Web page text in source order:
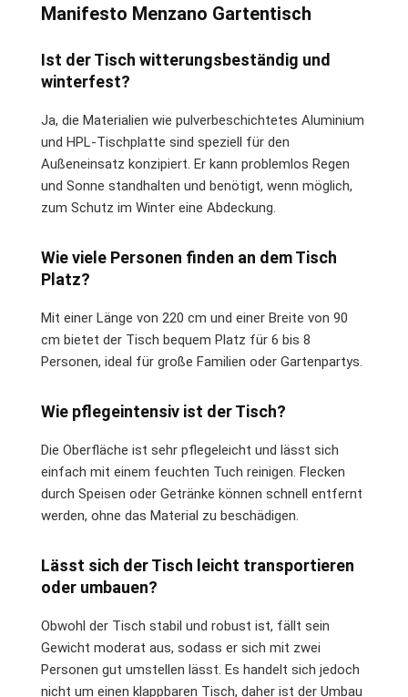
Manifesto Menzano Gartentisch
Ist der Tisch witterungsbeständig und
winterfest?
Ja, die Materialien wie pulverbeschichtetes Aluminium
und HPL-Tischplatte sind speziell für den
Außeneinsatz konzipiert. Er kann problemlos Regen
und Sonne standhalten und benötigt, wenn möglich,
zum Schutz im Winter eine Abdeckung.
Wie viele Personen finden an dem Tisch
Platz?
Mit einer Länge von 220 cm und einer Breite von 90
cm bietet der Tisch bequem Platz für 6 bis 8
Personen, ideal für große Familien oder Gartenpartys.
Wie pflegeintensiv ist der Tisch?
Die Oberfläche ist sehr pflegeleicht und lässt sich
einfach mit einem feuchten Tuch reinigen. Flecken
durch Speisen oder Getränke können schnell entfernt
werden, ohne das Material zu beschädigen.
Lässt sich der Tisch leicht transportieren
oder umbauen?
Obwohl der Tisch stabil und robust ist, fällt sein
Gewicht moderat aus, sodass er sich mit zwei
Personen gut umstellen lässt. Es handelt sich jedoch
nicht um einen klappbaren Tisch, daher ist der Umbau